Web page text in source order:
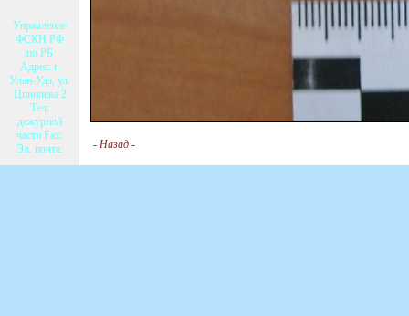
Управление
ФСКН РФ
по РБ
Адрес: г.
Улан-Удэ, ул.
Цивилева 2
Тел:
дежурной
части Fax:
Эл. почта:
- Назад -